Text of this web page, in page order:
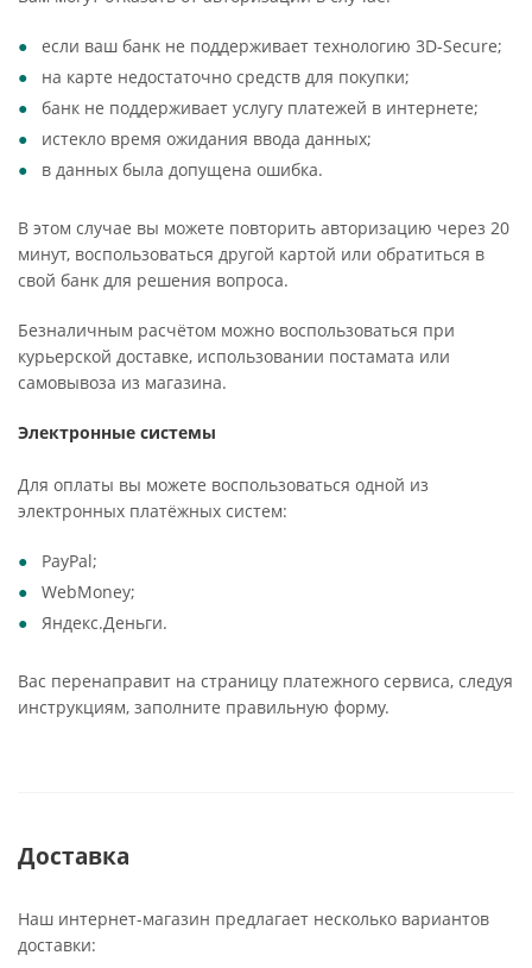
если ваш банк не поддерживает технологию 3D-Secure;
на карте недостаточно средств для покупки;
банк не поддерживает услугу платежей в интернете;
истекло время ожидания ввода данных;
в данных была допущена ошибка.
В этом случае вы можете повторить авторизацию через 20
минут, воспользоваться другой картой или обратиться в
свой банк для решения вопроса.
Безналичным расчётом можно воспользоваться при
курьерской доставке, использовании постамата или
самовывоза из магазина.
Электронные системы
Для оплаты вы можете воспользоваться одной из
электронных платёжных систем:
PayPal;
WebMoney;
Яндекс.Деньги.
Вас перенаправит на страницу платежного сервиса, следуя
инструкциям, заполните правильную форму.
Доставка
Наш интернет-магазин предлагает несколько вариантов
доставки: